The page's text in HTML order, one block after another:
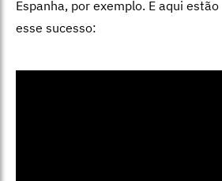
Espanha, por exemplo. E aqui
esse sucesso: